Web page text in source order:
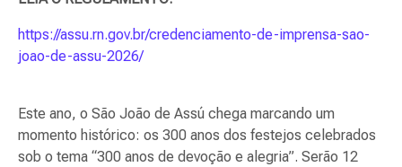
https://assu.rn.gov.br/credenciamento-de-imprensa-sao-
joao-de-assu-2026/
Este ano, o São João de Assú chega marcando um
momento histórico: os 300 anos dos festejos celebrados
sob o tema “300 anos de devoção e alegria”. Serão 12